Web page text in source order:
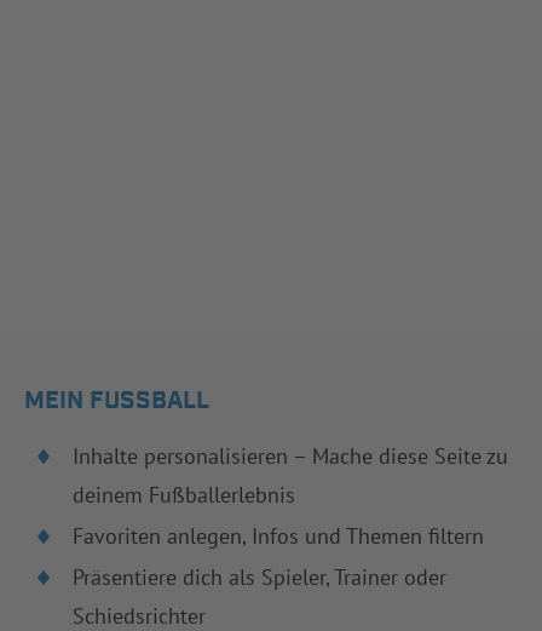
MEIN FUSSBALL
Inhalte personalisieren – Mache diese Seite zu
deinem Fußballerlebnis
Favoriten anlegen, Infos und Themen filtern
Präsentiere dich als Spieler, Trainer oder
Schiedsrichter